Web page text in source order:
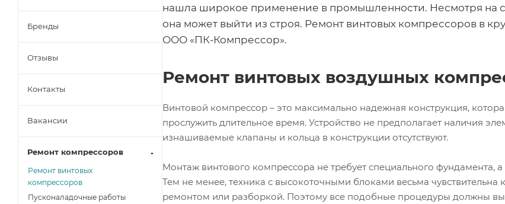
нашла широкое применение в промышленности. Несмотря на
она может выйти из строя. Ремонт винтовых компрессоров в
ООО «ПК-Компрессор».
Ремонт винтовых воздушных
Винтовой компрессор – это максимально надежная конструкция,
прослужить длительное время. Устройство не предполагает наличия
изнашиваемые клапаны и кольца в конструкции отсутствуют.
Монтаж винтового компрессора не требует специального фундамента,
Тем не менее, техника с высокоточными блоками весьма чувствительна
ремонтом или разборкой. Поэтому все подобные процедуры должны
Бренды
Отзывы
Контакты
Вакансии
Ремонт компрессоров
Ремонт винтовых
компрессоров
Пусконаладочные работы